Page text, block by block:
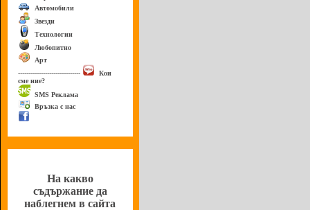
Автомобили
Звезди
Технологии
Любопитно
Арт
------------------------------
Кои
сме ние?
SMS Реклама
Връзка с нас
На какво
съдържание да
наблегнем в сайта